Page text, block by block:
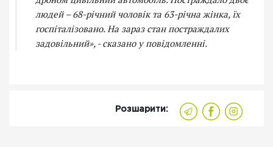
людей – 68-річний чоловік та 63-річна жінка, їх
госпіталізовано. На зараз стан постраждалих
задовільний», - сказано у повідомленні.
Розшарити: